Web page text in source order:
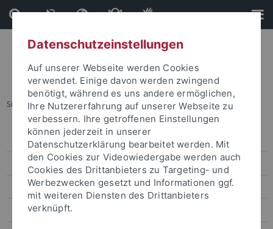
Direkt
zum
Inhalt
Direkt
zur
Fußleiste
Sie sind hier: Startseite ... ResourceCultures Dialogue
Leitbild
Organisation
Forschung
Wissenschaftskommunikation
Datenschutzeinstellungen
Auf unserer Webseite werden Cookies
verwendet. Einige davon werden zwingend
benötigt, während es uns andere ermöglichen,
Ihre Nutzererfahrung auf unserer Webseite zu
verbessern. Ihre getroffenen Einstellungen
können jederzeit in unserer
Datenschutzerklärung bearbeitet werden. Mit
den Cookies zur Videowiedergabe werden auch
Cookies des Drittanbieters zu Targeting- und
Werbezwecken gesetzt und Informationen ggf.
mit weiteren Diensten des Drittanbieters
verknüpft.